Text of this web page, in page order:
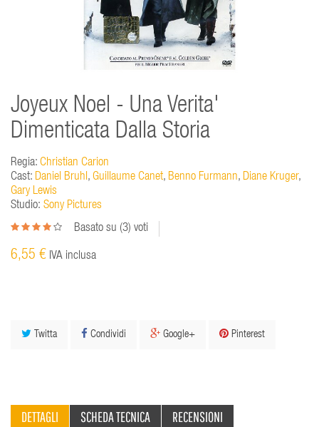
Joyeux Noel - Una Verita'
Dimenticata Dalla Storia
Regia: Christian Carion
Cast: Daniel Bruhl, Guillaume Canet, Benno Furmann, Diane Kruger,
Gary Lewis
Studio: Sony Pictures
Basato su (3) voti
6,55 € IVA inclusa
Twitta Condividi Google+ Pinterest
DETTAGLI SCHEDA TECNICA RECENSIONI